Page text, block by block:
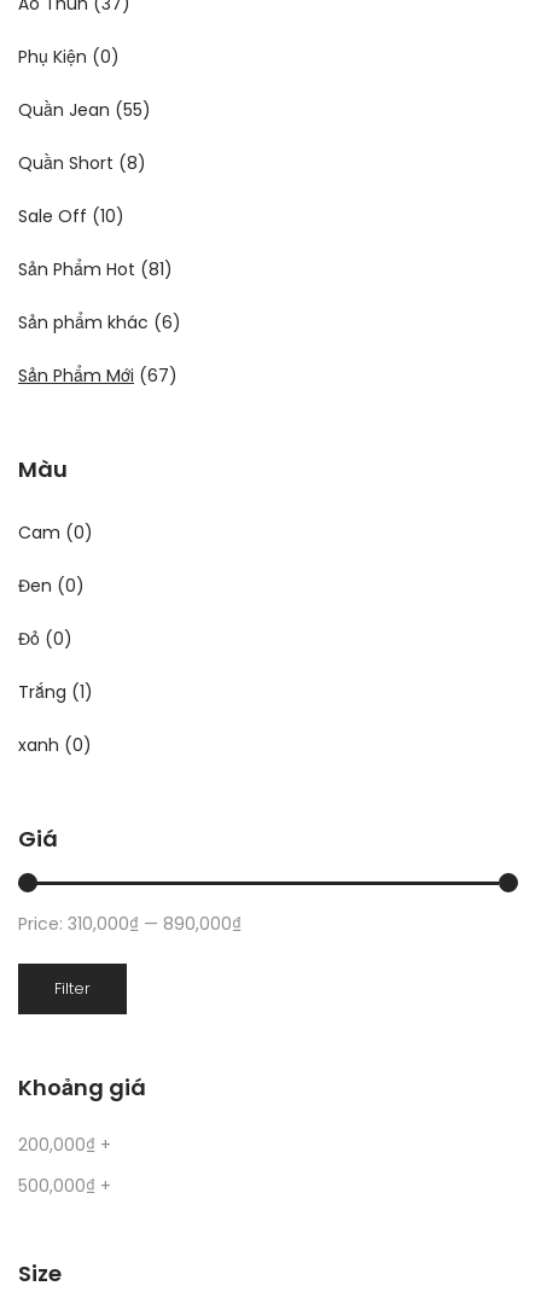
Phụ Kiện (0)
Quần Jean (55)
Quần Short (8)
Sale Off (10)
Sản Phẩm Hot (81)
Sản phẩm khác (6)
Sản Phẩm Mới (67)
Màu
Cam (0)
Đen (0)
Đỏ (0)
Trắng (1)
xanh (0)
Giá
Filter
Price: 310,000₫ — 890,000₫
Khoảng giá
200,000₫ +
500,000₫ +
Size